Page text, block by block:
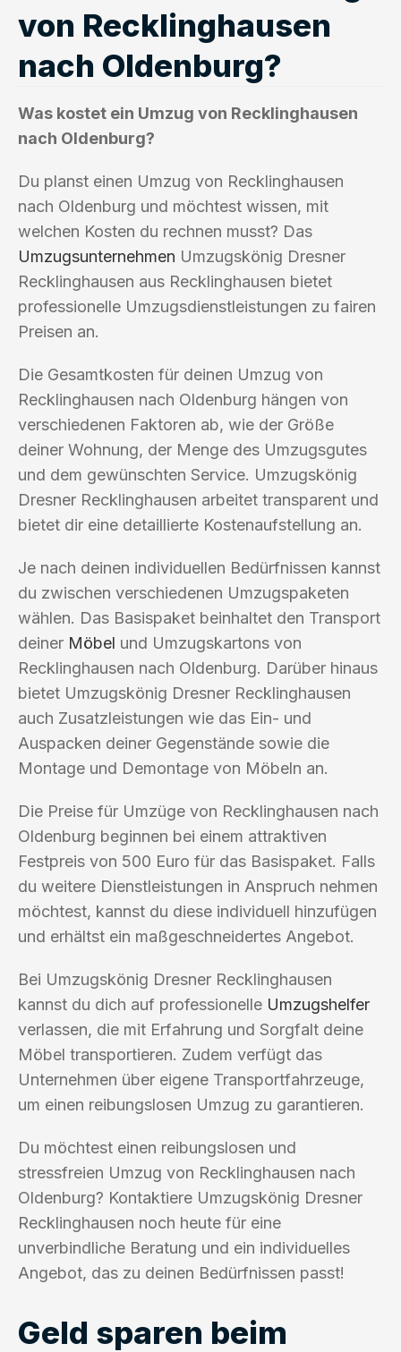
von Recklinghausen
nach Oldenburg?
Was kostet ein Umzug von Recklinghausen
nach Oldenburg?
Du planst einen Umzug von Recklinghausen
nach Oldenburg und möchtest wissen, mit
welchen Kosten du rechnen musst? Das
Umzugsunternehmen Umzugskönig Dresner
Recklinghausen aus Recklinghausen bietet
professionelle Umzugsdienstleistungen zu fairen
Preisen an.
Die Gesamtkosten für deinen Umzug von
Recklinghausen nach Oldenburg hängen von
verschiedenen Faktoren ab, wie der Größe
deiner Wohnung, der Menge des Umzugsgutes
und dem gewünschten Service. Umzugskönig
Dresner Recklinghausen arbeitet transparent und
bietet dir eine detaillierte Kostenaufstellung an.
Je nach deinen individuellen Bedürfnissen kannst
du zwischen verschiedenen Umzugspaketen
wählen. Das Basispaket beinhaltet den Transport
deiner Möbel und Umzugskartons von
Recklinghausen nach Oldenburg. Darüber hinaus
bietet Umzugskönig Dresner Recklinghausen
auch Zusatzleistungen wie das Ein- und
Auspacken deiner Gegenstände sowie die
Montage und Demontage von Möbeln an.
Die Preise für Umzüge von Recklinghausen nach
Oldenburg beginnen bei einem attraktiven
Festpreis von 500 Euro für das Basispaket. Falls
du weitere Dienstleistungen in Anspruch nehmen
möchtest, kannst du diese individuell hinzufügen
und erhältst ein maßgeschneidertes Angebot.
Bei Umzugskönig Dresner Recklinghausen
kannst du dich auf professionelle Umzugshelfer
verlassen, die mit Erfahrung und Sorgfalt deine
Möbel transportieren. Zudem verfügt das
Unternehmen über eigene Transportfahrzeuge,
um einen reibungslosen Umzug zu garantieren.
Du möchtest einen reibungslosen und
stressfreien Umzug von Recklinghausen nach
Oldenburg? Kontaktiere Umzugskönig Dresner
Recklinghausen noch heute für eine
unverbindliche Beratung und ein individuelles
Angebot, das zu deinen Bedürfnissen passt!
Geld sparen beim